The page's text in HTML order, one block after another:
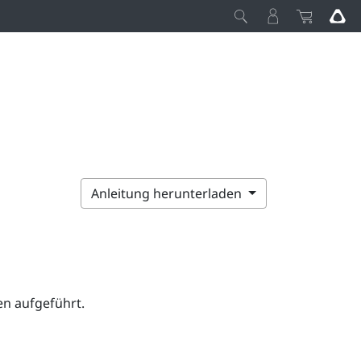
Anleitung herunterladen
aufgeführt.